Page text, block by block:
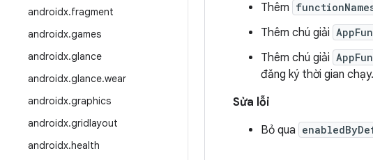
androidx.fragment
androidx.games
androidx.glance
androidx.glance.wear
androidx.graphics
androidx.gridlayout
androidx.health
Thêm
Thêm chú giải
Thêm chú giải
đăng ký thời gian
Sửa lỗi
Bỏ qua